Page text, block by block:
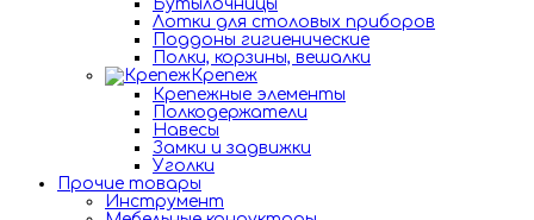
Бутылочницы
Лотки для столовых приборов
Поддоны гигиенические
Полки, корзины, вешалки
Крепеж
Крепежные элементы
Полкодержатели
Навесы
Замки и задвижки
Уголки
Прочие товары
Инструмент